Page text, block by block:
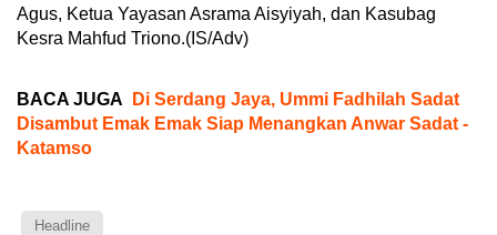
Agus, Ketua Yayasan Asrama Aisyiyah, dan Kasubag
Kesra Mahfud Triono.(IS/Adv)
BACA JUGA
Di Serdang Jaya, Ummi Fadhilah Sadat
Disambut Emak Emak Siap Menangkan Anwar Sadat -
Katamso
Headline